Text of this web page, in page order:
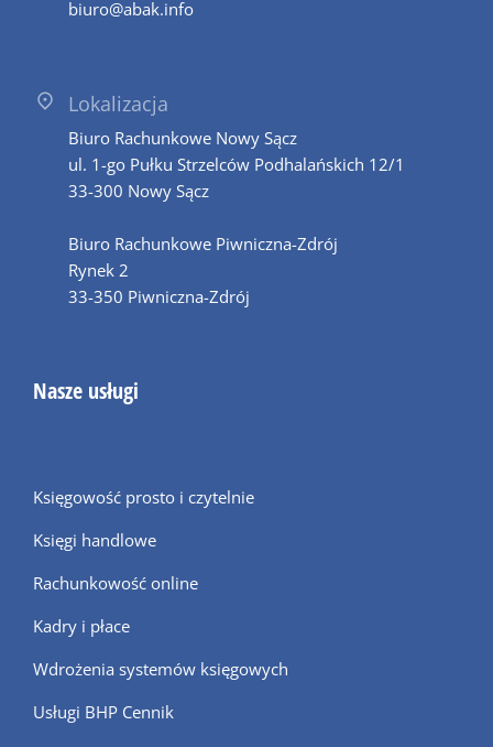
biuro@abak.info
Lokalizacja
Biuro Rachunkowe Nowy Sącz
ul. 1-go Pułku Strzelców Podhalańskich 12/1
33-300 Nowy Sącz
Biuro Rachunkowe Piwniczna-Zdrój
Rynek 2
33-350 Piwniczna-Zdrój
Nasze usługi
Księgowość prosto i czytelnie
Księgi handlowe
Rachunkowość online
Kadry i płace
Wdrożenia systemów księgowych
Usługi BHP Cennik